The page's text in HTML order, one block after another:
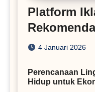
Platform
Iklan
4 Januari 2026
Perencanaan
Hidup untuk